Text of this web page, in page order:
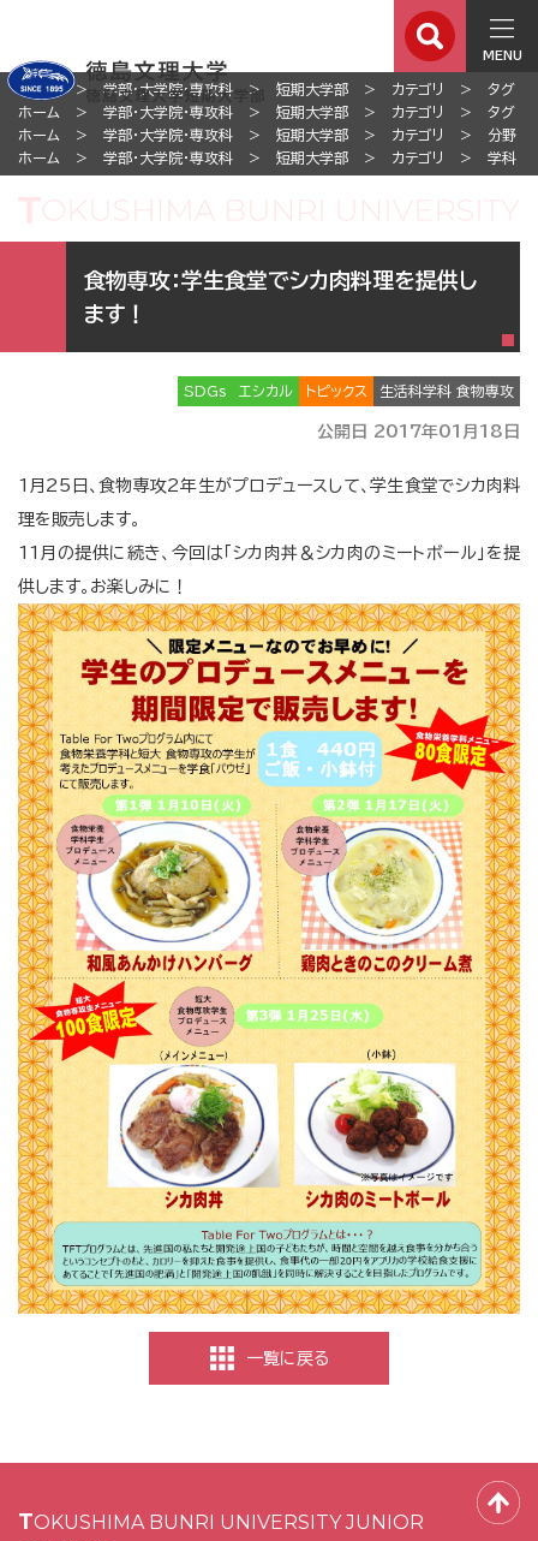
MENU
ホーム 学部・大学院・専攻科 短期大学部 カテゴリ
タグ
ホーム
学部・大学院・専攻科 短期大学部 カテゴリ
タグ
ホーム
学部・大学院・専攻科 短期大学部 カテゴリ
分野
ホーム
学部・大学院・専攻科 短期大学部 カテゴリ 学科
食物専攻：学生食堂でシカ肉料理を提供し
ます！
SDGs エシカル トピックス 生活科学科 食物専攻
公開日 2017年01月18日
1月25日、食物専攻2年生がプロデュースして、学生食堂でシカ肉料
理を販売します。
11月の提供に続き、今回は「シカ肉丼＆シカ肉のミートボール」を提
供します。お楽しみに！
一覧に戻る
TOKUSHIMA BUNRI UNIVERSITY JUNIOR